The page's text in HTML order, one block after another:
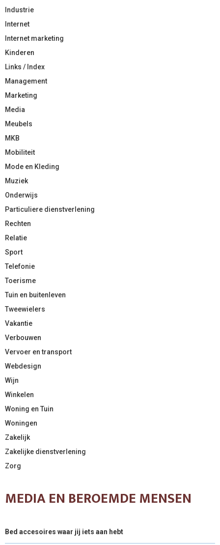
Industrie
Internet
Internet marketing
Kinderen
Links / Index
Management
Marketing
Media
Meubels
MKB
Mobiliteit
Mode en Kleding
Muziek
Onderwijs
Particuliere dienstverlening
Rechten
Relatie
Sport
Telefonie
Toerisme
Tuin en buitenleven
Tweewielers
Vakantie
Verbouwen
Vervoer en transport
Webdesign
Wijn
Winkelen
Woning en Tuin
Woningen
Zakelijk
Zakelijke dienstverlening
Zorg
MEDIA EN BEROEMDE MENSEN
Bed accesoires waar jij iets aan hebt